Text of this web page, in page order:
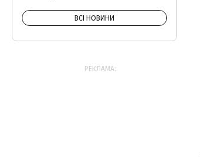
ВСІ НОВИНИ
РЕКЛАМА: